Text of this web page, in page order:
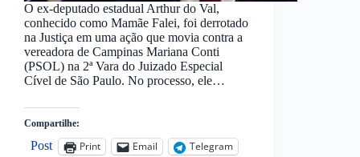
O ex-deputado estadual Arthur do Val,
conhecido como Mamãe Falei, foi derrotado
na Justiça em uma ação que movia contra a
vereadora de Campinas Mariana Conti
(PSOL) na 2ª Vara do Juizado Especial
Cível de São Paulo. No processo, ele…
Compartilhe:
Post Print Email
Telegram